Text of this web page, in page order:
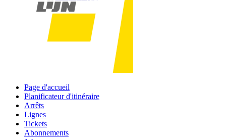
Page d'accueil
Planificateur d'itinéraire
Arrêts
Lignes
Tickets
Abonnements